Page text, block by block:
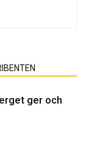
ger och